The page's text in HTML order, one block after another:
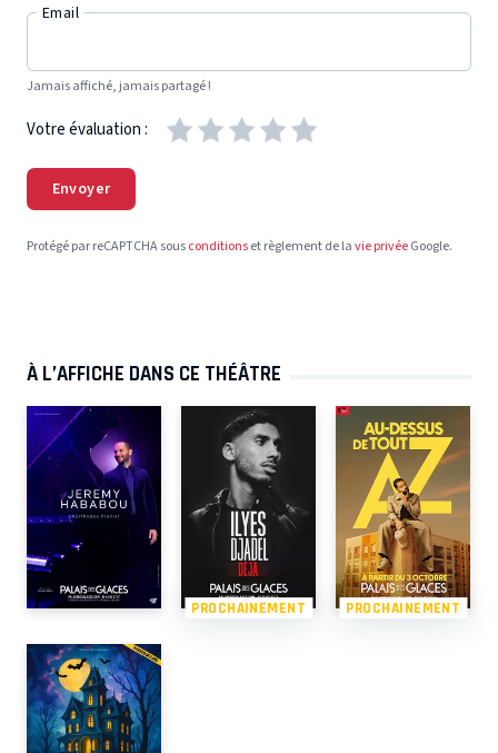
Email
Jamais affiché, jamais partagé !
Votre évaluation :
Envoyer
Protégé par reCAPTCHA sousconditionset règlement de lavie privéeGoogle.
À L’AFFICHE DANS CE THÉÂTRE
PROCHAINEMENT PROCHAINEMENT